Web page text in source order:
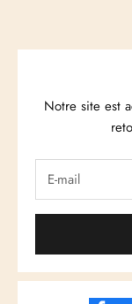
Notre site est